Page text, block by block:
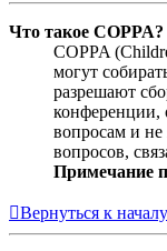
Что такое COPPA?
COPPA
могут
разрешают
конференции,
вопросам и не
вопросов,
Примечание
Вернуться к началу